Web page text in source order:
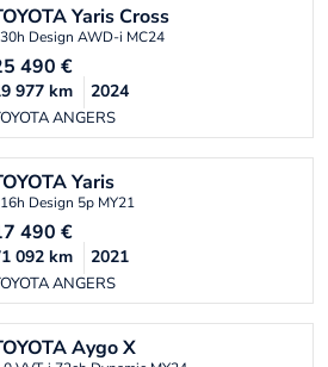
Yaris Cross
Design AWD-i MC24
490 €
ANGERS
977 km 2024
Yaris
Design 5p MY21
490 €
ANGERS
092 km 2021
Aygo X